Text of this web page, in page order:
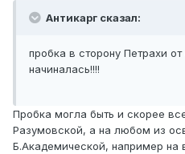
Антикарг сказал:
пробка в сторону Петрахи
начиналась!!!!
Пробка могла быть и скорее
Разумовской, а на любом из
Б.Академической, например на